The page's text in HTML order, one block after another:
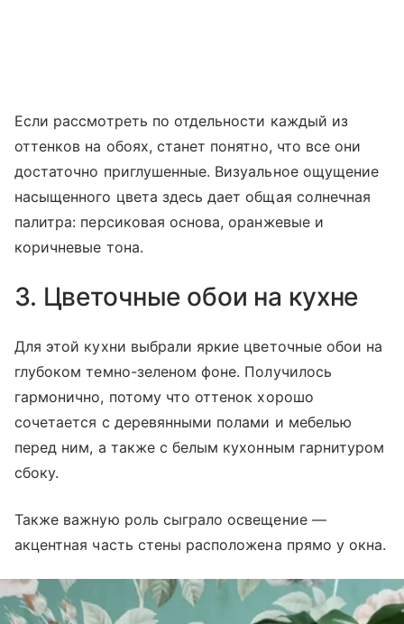
Если рассмотреть по отдельности каждый из
оттенков на обоях, станет понятно, что все они
достаточно приглушенные. Визуальное ощущение
насыщенного цвета здесь дает общая солнечная
палитра: персиковая основа, оранжевые и
коричневые тона.
3. Цветочные обои на кухне
Для этой кухни выбрали яркие цветочные обои на
глубоком темно-зеленом фоне. Получилось
гармонично, потому что оттенок хорошо
сочетается с деревянными полами и мебелью
перед ним, а также с белым кухонным гарнитуром
сбоку.
Также важную роль сыграло освещение —
акцентная часть стены расположена прямо у окна.